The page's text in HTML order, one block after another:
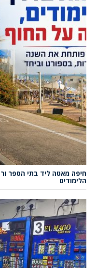
חיפה מאטה ליד בתי הספר
הלימודים